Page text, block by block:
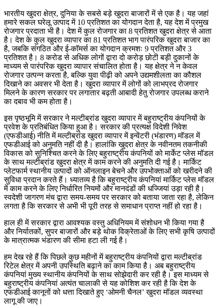
भारतीय खुदरा क्षेत्र, दुनिया के सबसे बड़े खुदरा बाजारों में से एक है। यह जहां
हमारे सकल घरेलू उत्पाद में 10 प्रतिशत का योगदान देता है, यह देश में प्रमुख
रोजगार प्रदाता भी है। देश में कुल रोजगार का 8 प्रतिशत खुदरा क्षेत्र से आता
है। देश के कुल खुदरा व्यापार का 81 प्रतिशत भाग पारंपरिक खुदरा बाजार का
है, जबकि संगठित और ई-कॉमर्स का योगदान क्रमशः 9 प्रतिशत और 3
प्रतिशत है। 8 करोड से अधिक लोगों द्वारा दो करोड़ छोटी बड़ी दुकानों के
माध्यम से पारंपरिक खुदरा व्यापार संचालित होता है। यह क्षेत्र ने न केवल
रोजगार उत्पन्न करता है, बल्कि युवा पीढ़ी को अपने उद्यमशीलता का कौशल
दिखाने का अवसर भी देता है। खुदरा व्यापार में लोगों को लाभप्रद रोजगार
मिलने के कारण सरकार पर लगातार बढ़ती आबादी हेतु रोजगार उपलब्ध कराने
का दबाव भी कम होता है।
इस पृष्ठभूमि में सरकार ने मल्टीब्रांड खुदरा व्यापार में बहुराष्ट्रीय कंपनियों के
प्रवेश के प्रतिबंधित किया हुआ है। सरकार की प्रत्यक्ष विदेशी निवेश
(एफडीआई) नीति में मल्टीब्रांड खुदरा व्यापार में इन्वेंटरी (भंडारण) मॉडल में
एफडीआई को अनुमति नहीं दी है। हालांकि खुदरा क्षेत्र के नवीनतम तकनीकी
विकास को सुनिश्चित करने के लिए बहुराष्ट्रीय कंपनियों को मार्केट प्लेस मॉडल
के साथ मल्टीब्रांड खुदरा क्षेत्र में काम करने की अनुमति दी गई है। मार्किट
प्लेटफार्म स्थानीय उत्पादों को ऑनलाइन बेचने और उपभोक्ताओं को खरीदने की
सुविधा प्रदान करते हैं। ध्यातव्य है कि बहुराष्ट्रीय कंपनियां मार्किट प्लेस मॉडल
में काम करने के लिए निर्धारित नियमों और मानदंडों की धज्जियां उड़ा रही है।
स्वदेशी जागरण मंच द्वारा समय-समय पर सरकार को बताया जाता रहा है, लेकिन
लगता है कि सरकार से अभी भी पूरी तरह से समाधान प्राप्त नहीं हो रहा है।
हाल ही में सरकार द्वारा आवश्यक वस्तु अधिनियम में संशोधन भी किया गया है
और निर्यातकों, सुपर बाजारों और बड़े थोक विक्रेताओं के लिए सभी कृषि उत्पादों
के मात्रात्मक भंडारण की सीमा हटा ली गई है।
हम देख रहे हैं कि पिछले कुछ महीनों में बहुराष्ट्रीय कंपनियों द्वारा मल्टीब्रांड
रिटेल क्षेत्र में अपनी उपस्थिति बढ़ाने का काम किया है। अब बहुराष्ट्रीय
कंपनियां मुख्य स्थानीय कंपनियों के साथ सोझेदारी कर रही है। इस माध्यम से
बहुराष्ट्रीय कंपनियां अत्यंत चालाकी से यह कोशिश कर रही है कि देश के
एफडीआई कानूनों को धत्ता दिखाते हुए ‘ओमनी चैनल’ खुदरा मॉडल व्यवस्था
लागू की जाए।